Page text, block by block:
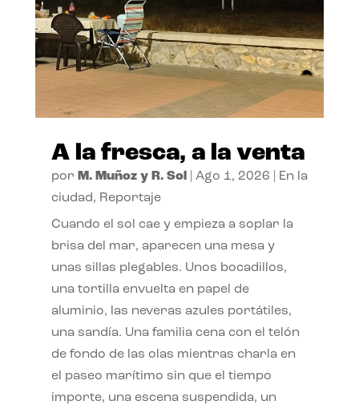
A la fresca, a la venta
por M. Muñoz y R. Sol Ago 1, 2026
En la
ciudad, Reportaje
Cuando el sol cae y empieza a soplar la
brisa del mar, aparecen una mesa y
unas sillas plegables. Unos bocadillos,
una tortilla envuelta en papel de
aluminio, las neveras azules portátiles,
una sandía. Una familia cena con el telón
de fondo de las olas mientras charla en
el paseo marítimo sin que el tiempo
importe, una escena suspendida, un